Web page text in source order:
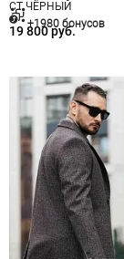
CT ЧЁРНЫЙ
19 800 руб.
+1980 бонусов